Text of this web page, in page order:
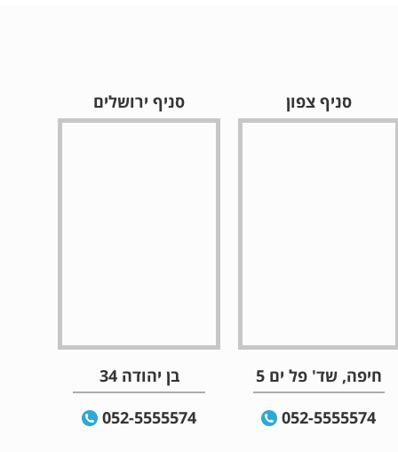
סניף צפון
חיפה, שד' פל ים 5
052-5555574
סניף ירושלים
בן יהודה 34
052-5555574